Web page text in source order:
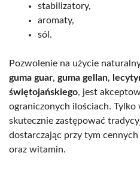
stabilizatory,
aromaty,
sól.
Pozwolenie na użycie
guma guar, guma gellan,
świętojańskiego, jest
ograniczonych ilościach. Tylko
skutecznie zastępować
dostarczając przy tym
oraz witamin.